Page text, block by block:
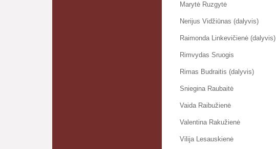
Marytė Ruzgytė
Nerijus Vidžiūnas (dalyvis)
Raimonda Linkevičienė (dalyvis)
Rimvydas Sruogis
Rimas Budraitis (dalyvis)
Sniegina Raubaitė
Vaida Raibužienė
Valentina Rakužienė
Vilija Lesauskienė